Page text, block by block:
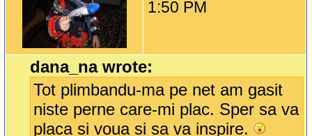
1:50 PM
dana_na wrote:
Tot plimbandu-ma pe net am gasit
niste perne care-mi plac. Sper sa va
placa si voua si sa va inspire.